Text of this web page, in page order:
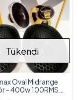
Tükendi
Oval Midrange
Kayık Midrange